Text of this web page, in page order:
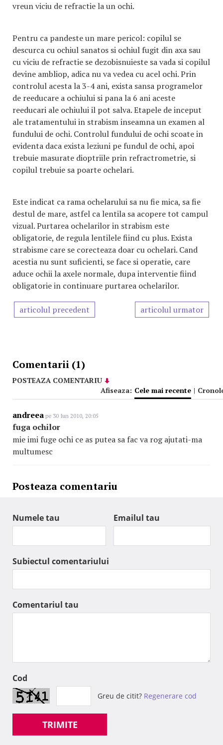
vreun viciu de refractie la un ochi.
Pentru ca pandeste un mare pericol: copilul se
descurca cu ochiul sanatos si ochiul fugit din axa sau
cu viciu de refractie se dezobisnuieste sa vada si copilul
devine ambliop, adica nu va vedea cu acel ochi. Prin
controlul acesta la 3-4 ani, exista sansa programelor
de reeducare a ochiului si pana la 6 ani aceste
reeducari ale ochiului il pot salva. Etapele de inceput
ale tratamentului in strabism inseamna un examen al
fundului de ochi. Controlul fundului de ochi scoate in
evidenta daca exista leziuni pe fundul de ochi, apoi
trebuie masurate dioptriile prin refractrometrie, si
copilul trebuie sa poarte ochelari.
Este indicat ca rama ochelarului sa nu fie mica, sa fie
destul de mare, astfel ca lentila sa acopere tot campul
vizual. Purtarea ochelarilor in strabism este
obligatorie, de regula lentilele fiind cu plus. Exista
strabisme care se corecteaza doar cu ochelari. Cand
acestia nu sunt suficienti, se face si operatie, care
aduce ochii la axele normale, dupa interventie fiind
obligatorie in continuare purtarea ochelarilor.
articolul precedent articolul urmator
Comentarii (1)
POSTEAZA COMENTARIU
Afiseaza: Cele mai recente |
andreea pe 30 Iun 2010, 20:05
fuga ochilor
mie imi fuge ochi ce as putea sa fac va rog ajutati-ma
multumesc
Posteaza comentariu
Numele tau Emailul tau
Subiectul comentariului
Comentariul tau
Cod
Greu de citit? Regenerare cod
TRIMITE